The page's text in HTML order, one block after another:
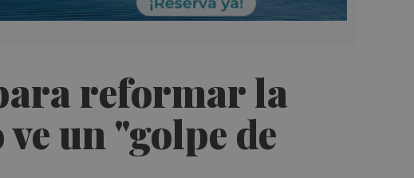
reformar la
un "golpe de